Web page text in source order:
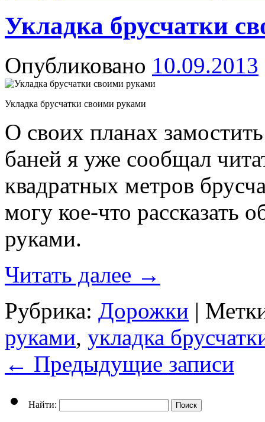
Укладка брусчатки
Опубликовано 10.09.2013
Укладка брусчатки своими руками
О своих планах
баней я уже сообщал
квадратных метров
могу кое-что рассказать
руками.
Читать далее →
Рубрика: Дорожки |
руками, укладка
← Предыдущие записи
Найти: